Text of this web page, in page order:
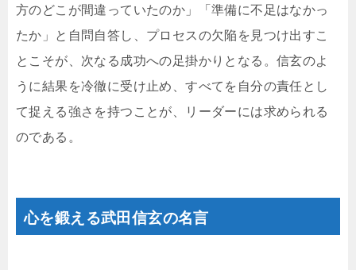
方のどこが間違っていたのか」「準備に不足はなかっ
たか」と自問自答し、プロセスの欠陥を見つけ出すこ
とこそが、次なる成功への足掛かりとなる。信玄のよ
うに結果を冷徹に受け止め、すべてを自分の責任とし
て捉える強さを持つことが、リーダーには求められる
のである。
心を鍛える武田信玄の名言